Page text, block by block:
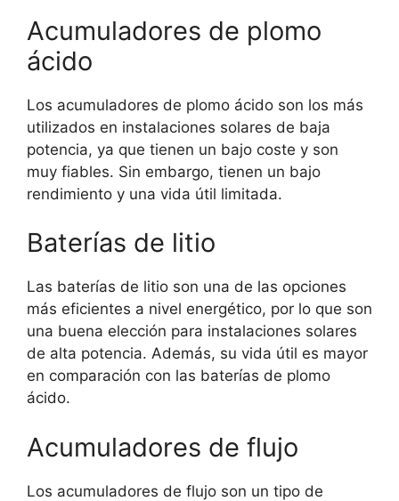
Acumuladores de plomo
ácido
Los acumuladores de plomo ácido son los más
utilizados en instalaciones solares de baja
potencia, ya que tienen un bajo coste y son
muy fiables. Sin embargo, tienen un bajo
rendimiento y una vida útil limitada.
Baterías de litio
Las baterías de litio son una de las opciones
más eficientes a nivel energético, por lo que son
una buena elección para instalaciones solares
de alta potencia. Además, su vida útil es mayor
en comparación con las baterías de plomo
ácido.
Acumuladores de flujo
Los acumuladores de flujo son un tipo de